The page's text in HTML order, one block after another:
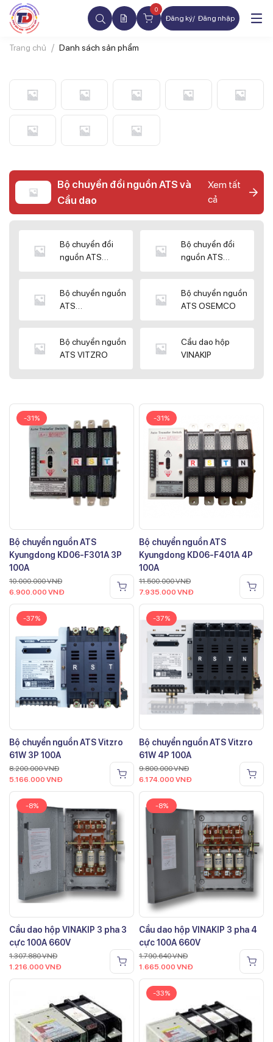
0
Đăng ký Đăng nhập
Trang chủ Danh sách sản phẩm
Bộ chuyển đổi nguồn ATS và
Cầu dao
Xem tất
cả
Bộ chuyển đổi
nguồn ATS
Bộ chuyển đổi
nguồn ATS
Bộ chuyển nguồn
ATS
Bộ chuyển nguồn
ATS OSEMCO
Bộ chuyển nguồn
ATS VITZRO
Cầu dao hộp
VINAKIP
-31%
Bộ chuyển nguồn ATS
Kyungdong KD06-F301A 3P
100A
10.000.000VNĐ
6.900.000 VNĐ
-31%
Bộ chuyển nguồn ATS
Kyungdong KD06-F401A 4P
100A
11.500.000VNĐ
7.935.000 VNĐ
-37%
Bộ chuyển nguồn ATS Vitzro
61W 3P 100A
8.200.000VNĐ
5.166.000 VNĐ
-37%
Bộ chuyển nguồn ATS Vitzro
61W 4P 100A
9.800.000VNĐ
6.174.000 VNĐ
-8%
Cầu dao hộp VINAKIP 3 pha 3
cực 100A 660V
1.307.880VNĐ
1.216.000 VNĐ
-8%
Cầu dao hộp VINAKIP 3 pha 4
cực 100A 660V
1.790.640VNĐ
1.665.000 VNĐ
-33%